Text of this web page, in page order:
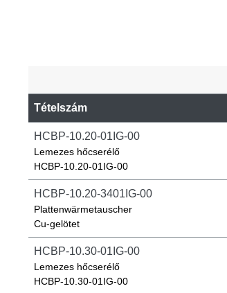
Tételszám
HCBP-10.20-01IG-00
Lemezes hőcserélő
HCBP-10.20-01IG-00
HCBP-10.20-3401IG-00
Plattenwärmetauscher
Cu-gelötet
HCBP-10.30-01IG-00
Lemezes hőcserélő
HCBP-10.30-01IG-00